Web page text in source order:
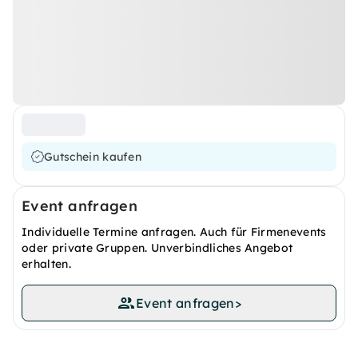
Gutschein kaufen
Event anfragen
Individuelle Termine anfragen. Auch für Firmenevents
oder private Gruppen. Unverbindliches Angebot
erhalten.
Event anfragen>